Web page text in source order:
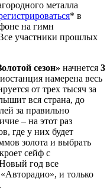
металла
* в
на гимн
участники прошлых
сезон» начнется 3
намерена весь
от трех тысяч за
вся страна, до
за правильно
– на этот раз
где у них будет
золота и выбрать
сейф с
год все
и только